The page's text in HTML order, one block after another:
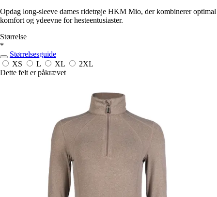
Opdag long-sleeve dames ridetrøje HKM Mio, der kombinerer optimal
komfort og ydeevne for hesteentusiaster.
Størrelse
*
Størrelsesguide
XS
L XL
2XL
Dette felt er påkrævet